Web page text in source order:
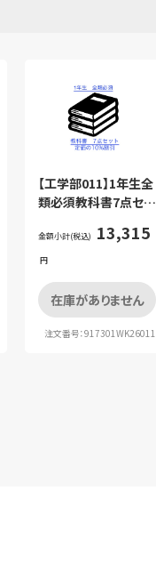
【工学部011】1年生全
類必須教科書7点セッ
金額小計(税込) 13,315
円
在庫がありません
注文番号：917301WK26011